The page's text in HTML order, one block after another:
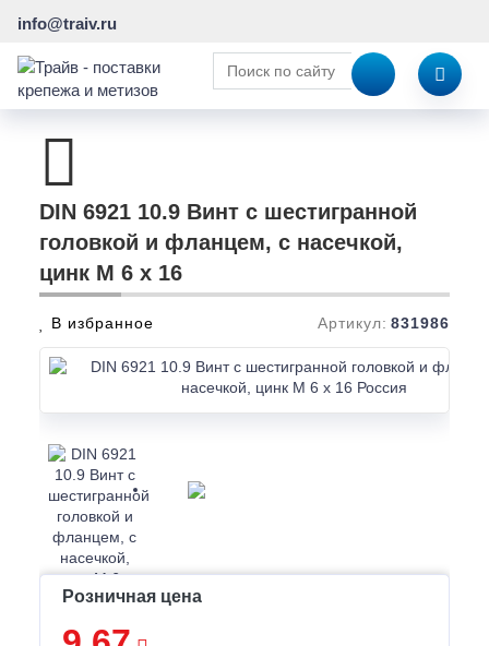
info@traiv.ru
DIN 6921 10.9 Винт с шестигранной
головкой и фланцем, с насечкой,
цинк M 6 x 16
В избранное Артикул: 831986
Розничная цена